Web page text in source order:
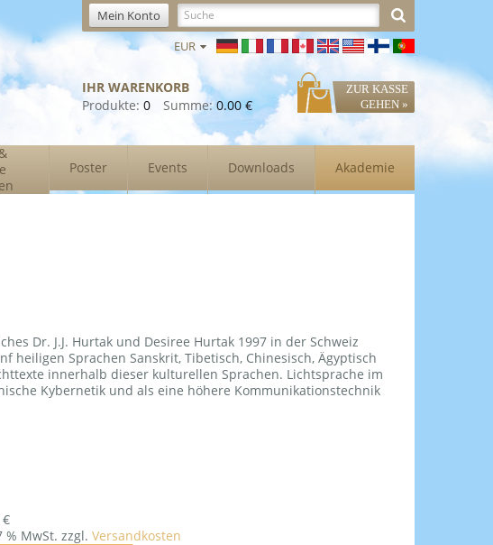
Mein Konto
EUR
IHR WARENKORB
ZUR KASSE
GEHEN »
Produkte: 0 Summe: 0.00 €
Poster Events Downloads Akademie
Dr. J.J. Hurtak und Desiree Hurtak 1997 in der Schweiz
Sprachen Sanskrit, Tibetisch, Chinesisch, Ägyptisch
innerhalb dieser kulturellen Sprachen. Lichtsprache im
Kybernetik und als eine höhere Kommunikationstechnik
€
% MwSt. zzgl. Versandkosten